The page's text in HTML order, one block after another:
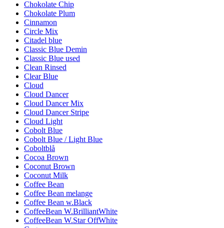
Chokolate Chip
Chokolate Plum
Cinnamon
Circle Mix
Citadel blue
Classic Blue Demin
Classic Blue used
Clean Rinsed
Clear Blue
Cloud
Cloud Dancer
Cloud Dancer Mix
Cloud Dancer Stripe
Cloud Light
Cobolt Blue
Cobolt Blue / Light Blue
Coboltblå
Cocoa Brown
Coconut Brown
Coconut Milk
Coffee Bean
Coffee Bean melange
Coffee Bean w.Black
CoffeeBean W.BrilliantWhite
CoffeeBean W.Star OffWhite